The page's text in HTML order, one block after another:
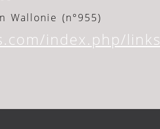
Wallonie (n°955)
index.php/links